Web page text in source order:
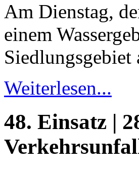
Am Dienstag,
einem
Siedlungsgebiet
Weiterlesen...
48. Einsatz |